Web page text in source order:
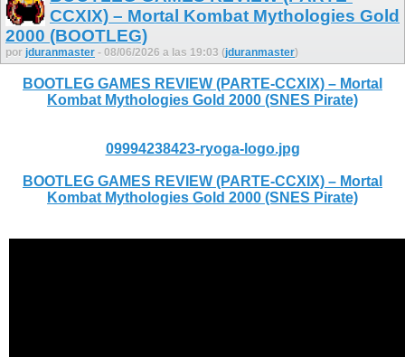
CCXIX) – Mortal Kombat Mythologies Gold
2000 (BOOTLEG)
por jduranmaster - 08/06/2026 a las 19:03 (jduranmaster)
BOOTLEG GAMES REVIEW (PARTE-CCXIX) – Mortal
Kombat Mythologies Gold 2000 (SNES Pirate)
09994238423-ryoga-logo.jpg
BOOTLEG GAMES REVIEW (PARTE-CCXIX) – Mortal
Kombat Mythologies Gold 2000 (SNES Pirate)